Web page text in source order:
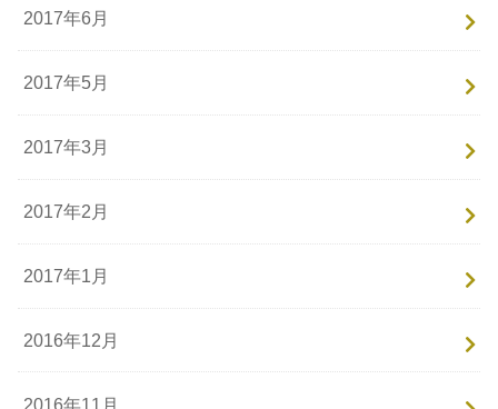
2017年6月
2017年5月
2017年3月
2017年2月
2017年1月
2016年12月
2016年11月